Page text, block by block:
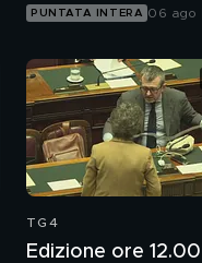
PUNTATA INTERA 06 ago
TG4
Edizione ore